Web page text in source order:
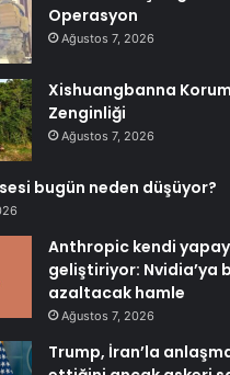
Operasyon
Ağustos 7, 2026
Xishuangbanna
Zenginliği
Ağustos 7, 2026
bugün neden düşüyor?
Anthropic kendi
geliştiriyor: Nvidia’ya
azaltacak hamle
Ağustos 7, 2026
Trump, İran’la